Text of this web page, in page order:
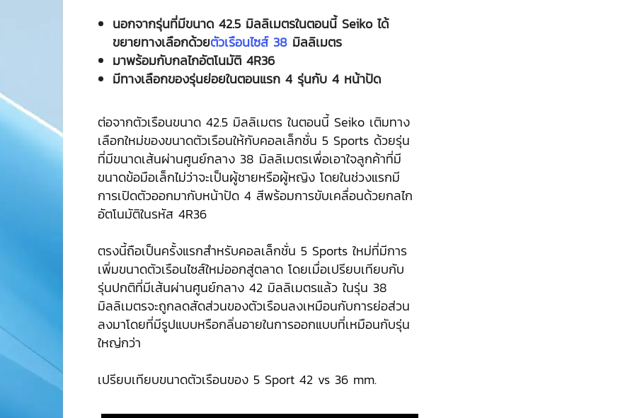
นอกจากรุ่นที่มีขนาด 42.5 มิลลิเมตรในตอนนี้ Seiko ได้
ขยายทางเลือกด้วยตัวเรือนไซส์ 38 มิลลิเมตร
มาพร้อมกับกลไกอัตโนมัติ 4R36
มีทางเลือกของรุ่นย่อยในตอนแรก 4 รุ่นกับ 4 หน้าปัด
ต่อจากตัวเรือนขนาด 42.5 มิลลิเมตร ในตอนนี้ Seiko เติมทาง
เลือกใหม่ของขนาดตัวเรือนให้กับคอลเล็กชั่น 5 Sports ด้วยรุ่น
ที่มีขนาดเส้นผ่านศูนย์กลาง 38 มิลลิเมตรเพื่อเอาใจลูกค้าที่มี
ขนาดข้อมือเล็กไม่ว่าจะเป็นผู้ชายหรือผู้หญิง โดยในช่วงแรกมี
การเปิดตัวออกมากับหน้าปัด 4 สีพร้อมการขับเคลื่อนด้วยกลไก
อัตโนมัติในรหัส 4R36
ตรงนี้ถือเป็นครั้งแรกสำหรับคอลเล็กชั่น 5 Sports ใหม่ที่มีการ
เพิ่มขนาดตัวเรือนไซส์ใหม่ออกสู่ตลาด โดยเมื่อเปรียบเทียบกับ
รุ่นปกติที่มีเส้นผ่านศูนย์กลาง 42 มิลลิเมตรแล้ว ในรุ่น 38
มิลลิเมตรจะถูกลดสัดส่วนของตัวเรือนลงเหมือนกับการย่อส่วน
ลงมาโดยที่มีรูปแบบหรือกลิ่นอายในการออกแบบที่เหมือนกับรุ่น
ใหญ่กว่า
เปรียบเทียบขนาดตัวเรือนของ 5 Sport 42 vs 36 mm.